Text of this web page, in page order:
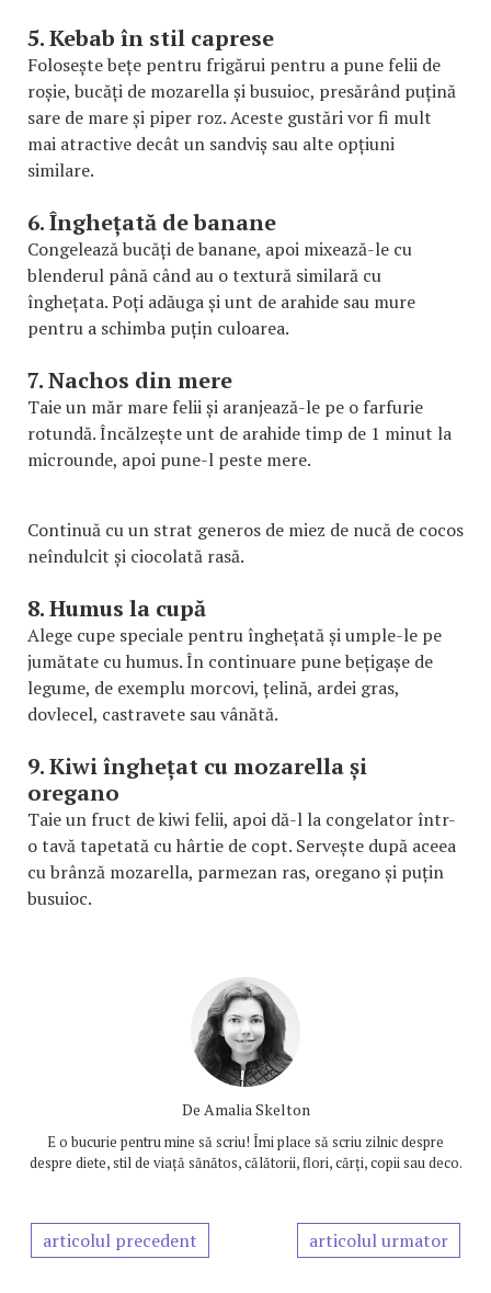
5. Kebab în stil caprese
Folosește bețe pentru frigărui pentru a pune felii de
roșie, bucăți de mozarella și busuioc, presărând puțină
sare de mare și piper roz. Aceste gustări vor fi mult
mai atractive decât un sandviș sau alte opțiuni
similare.
6. Înghețată de banane
Congelează bucăți de banane, apoi mixează-le cu
blenderul până când au o textură similară cu
înghețata. Poți adăuga și unt de arahide sau mure
pentru a schimba puțin culoarea.
7. Nachos din mere
Taie un măr mare felii și aranjează-le pe o farfurie
rotundă. Încălzește unt de arahide timp de 1 minut la
microunde, apoi pune-l peste mere.
Continuă cu un strat generos de miez de nucă de cocos
neîndulcit și ciocolată rasă.
8. Humus la cupă
Alege cupe speciale pentru înghețată și umple-le pe
jumătate cu humus. În continuare pune bețigașe de
legume, de exemplu morcovi, țelină, ardei gras,
dovlecel, castravete sau vânătă.
9. Kiwi înghețat cu mozarella și
oregano
Taie un fruct de kiwi felii, apoi dă-l la congelator într-
o tavă tapetată cu hârtie de copt. Servește după aceea
cu brânză mozarella, parmezan ras, oregano și puțin
busuioc.
De Amalia Skelton
E o bucurie pentru mine să scriu! Îmi place să scriu zilnic despre
despre diete, stil de viață sănătos, călătorii, flori, cărți, copii sau deco.
articolul precedent articolul urmator